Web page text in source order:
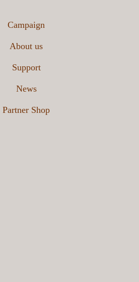
Campaign
About us
Support
News
Partner Shop